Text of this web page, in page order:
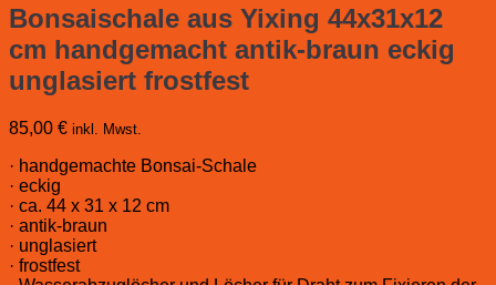
Bonsaischale aus Yixing 44x31x12
cm handgemacht antik-braun eckig
unglasiert frostfest
85,00 € inkl. Mwst.
· handgemachte Bonsai-Schale
· eckig
· ca. 44 x 31 x 12 cm
· antik-braun
· unglasiert
· frostfest